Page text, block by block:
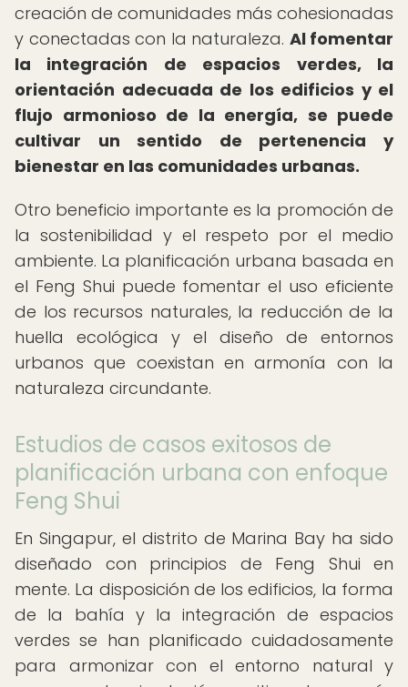
creación de comunidades más cohesionadas
y conectadas con la naturaleza. Al fomentar
la integración de espacios verdes, la
orientación adecuada de los edificios y el
flujo armonioso de la energía, se puede
cultivar un sentido de pertenencia y
bienestar en las comunidades urbanas.
Otro beneficio importante es la promoción de
la sostenibilidad y el respeto por el medio
ambiente. La planificación urbana basada en
el Feng Shui puede fomentar el uso eficiente
de los recursos naturales, la reducción de la
huella ecológica y el diseño de entornos
urbanos que coexistan en armonía con la
naturaleza circundante.
Estudios de casos exitosos de
planificación urbana con enfoque
Feng Shui
En Singapur, el distrito de Marina Bay ha sido
diseñado con principios de Feng Shui en
mente. La disposición de los edificios, la forma
de la bahía y la integración de espacios
verdes se han planificado cuidadosamente
para armonizar con el entorno natural y